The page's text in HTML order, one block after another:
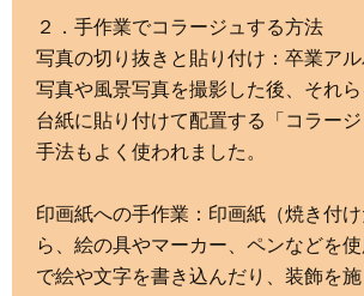
２．手作業でコラージュする方法
写真の切り抜きと貼り付け：卒業ア
写真や風景写真を撮影した後、それら
台紙に貼り付けて配置する「コラー
手法もよく使われました。
印画紙への手作業：印画紙（焼き付
ら、絵の具やマーカー、ペンなどを
で絵や文字を書き込んだり、装飾を